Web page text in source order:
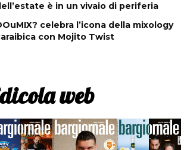
è in un vivaio di periferia
celebra l’icona della mixology
con Mojito Twist
web